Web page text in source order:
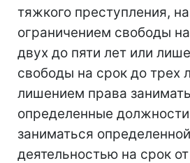
тяжкого преступления,
ограничением свободы
двух до пяти лет или
свободы на срок до трех
лишением права занимать
определенные
заниматься определенной
деятельностью на срок